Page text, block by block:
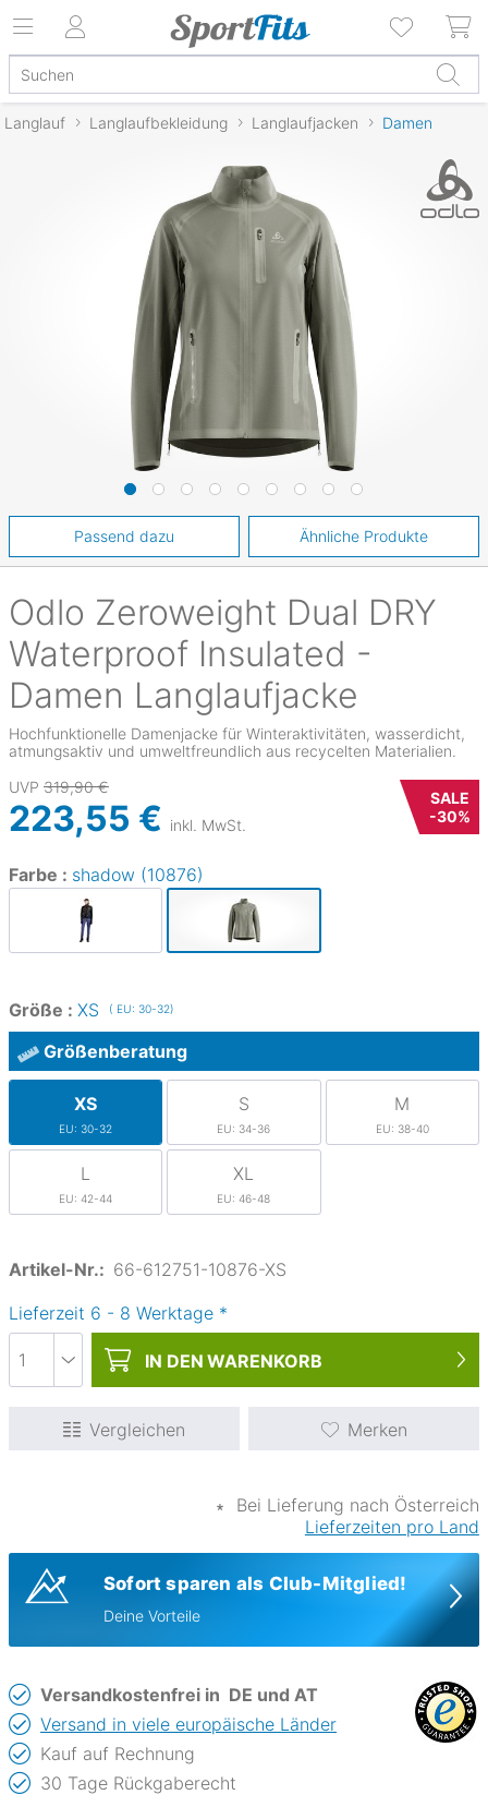
Langlauf Langlaufbekleidung Langlaufjacken Damen
Odlo Zeroweight Dual DRY
Waterproof Insulated -
Damen Langlaufjacke
Hochfunktionelle Damenjacke für Winteraktivitäten, wasserdicht,
atmungsaktiv und umweltfreundlich aus recycelten Materialien.
UVP 319,90 €
223,55 € inkl. MwSt.
SALE
-30%
Farbe : shadow (10876)
Größe : XS ( EU: 30-32)
Größenberatung
XS
EU: 30-32
S
EU: 34-36
M
EU: 38-40
L
EU: 42-44
XL
EU: 46-48
Artikel-Nr.: 66-612751-10876-XS
Lieferzeit 6 - 8 Werktage *
IN DEN WARENKORB
Vergleichen Merken
∗
Bei Lieferung nach Österreich
Lieferzeiten pro Land
Sofort sparen als Club-Mitglied!
Deine Vorteile
Passend dazu Ähnliche Produkte
Versandkostenfrei in DE und AT
Versand in viele europäische Länder
Kauf auf Rechnung
30 Tage Rückgaberecht